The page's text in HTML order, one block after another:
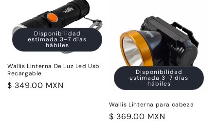
ó
n
:
Disponibilidad
estimada 3–7 días
hábiles
Wallis Linterna De Luz Led Usb
Recargable
Precio
$ 349.00 MXN
Disponibilidad
estimada 3–7 días
hábiles
Wallis Linterna para cabeza
Precio
$ 369.00 MXN